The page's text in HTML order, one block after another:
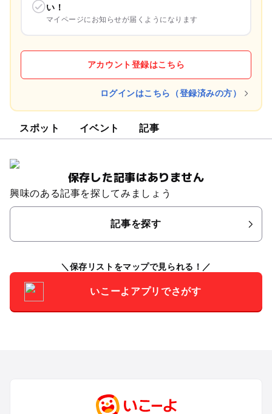
い！
マイページにお知らせが届くようになります
アカウント登録はこちら
ログインはこちら（登録済みの方）
スポット イベント 記事
保存した記事はありません
興味のある記事を探してみましょう
記事を探す
保存リストをマップで見られる！
いこーよアプリでさがす